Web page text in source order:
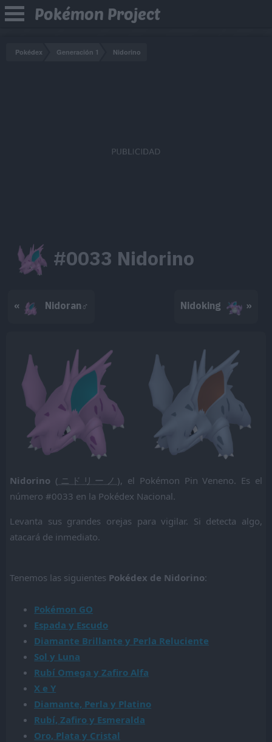
Pokémon Project
Pokédex Generación 1 Nidorino
#0033 Nidorino
« Nidoran♂ Nidoking »
Nidorino ( ニドリーノ ), el Pokémon Pin Veneno. Es el
número #0033 en la Pokédex Nacional.
Levanta sus grandes orejas para vigilar. Si detecta algo,
atacará de inmediato.
Tenemos las siguientes Pokédex de Nidorino:
Pokémon GO
Espada y Escudo
Diamante Brillante y Perla Reluciente
Sol y Luna
Rubí Omega y Zafiro Alfa
X e Y
Diamante, Perla y Platino
Rubí, Zafiro y Esmeralda
Oro, Plata y Cristal